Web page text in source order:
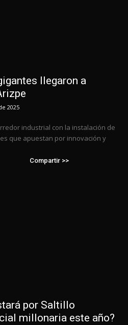
llegaron a
2025
industrial con la instalación de
que apuestan por innovación y
Compartir >>
por Saltillo
millonaria este año?